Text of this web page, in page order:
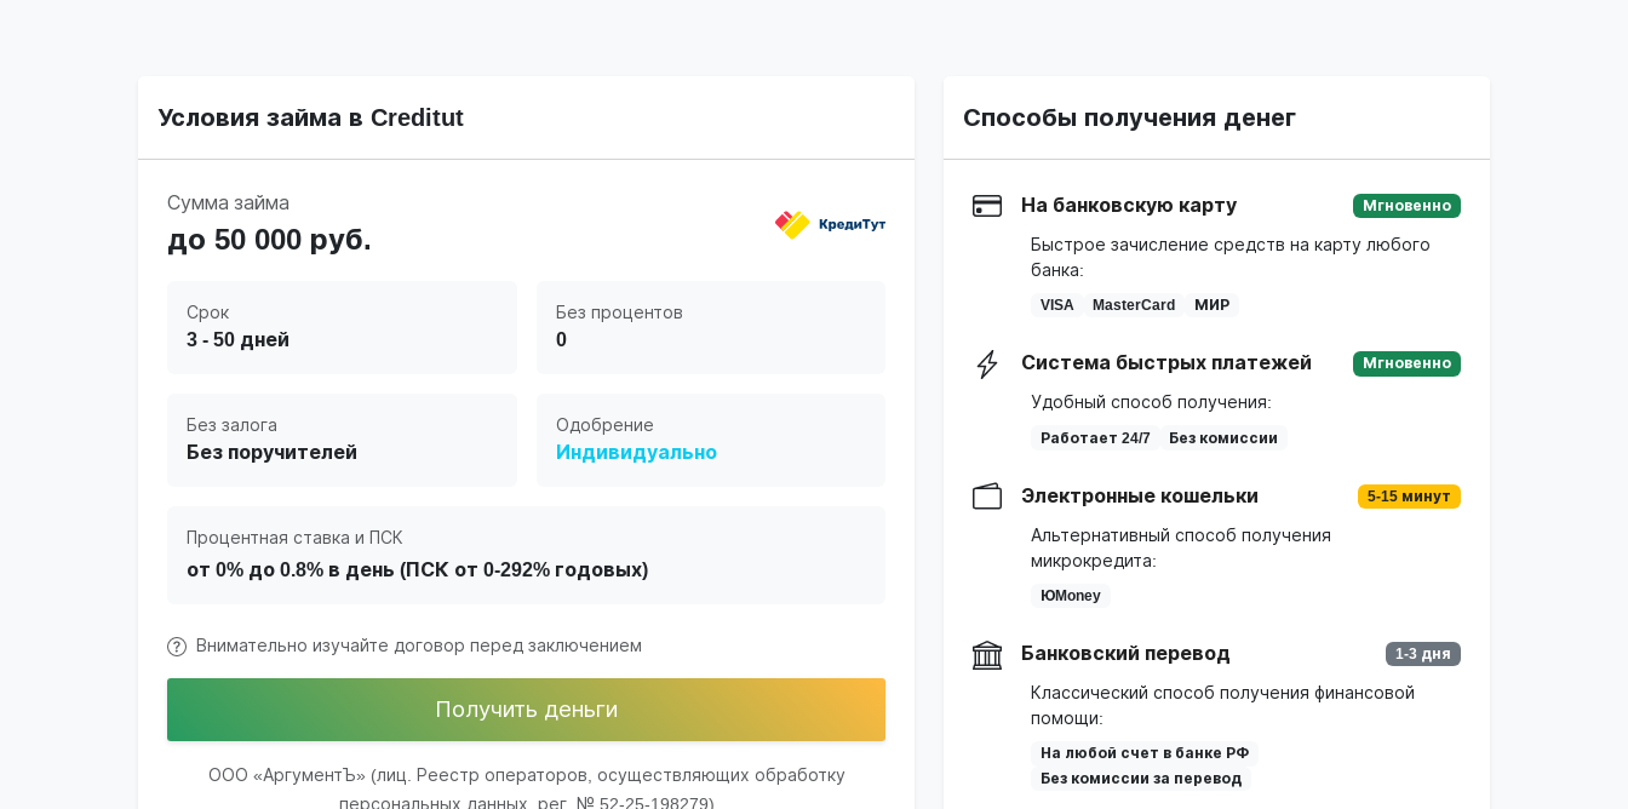
Условия займа в Creditut
Сумма займа
до 50 000 руб.
Срок
3 - 50 дней
Без процентов
0
Без залога
Без поручителей
Одобрение
Индивидуально
Процентная ставка и ПСК
от 0% до 0.8% в день (ПСК от 0-292% годовых)
Внимательно изучайте договор перед заключением
Получить деньги
ООО «АргументЪ» (лиц. Реестр операторов, осуществляющих обработку
персональных данных, рег. № 52-25-198279)
Способы получения денег
На банковскую карту Мгновенно
Быстрое зачисление средств на карту любого
банка:
VISA MasterCard МИР
Система быстрых платежей Мгновенно
Удобный способ получения:
Работает 24/7 Без комиссии
Электронные кошельки 5-15 минут
Альтернативный способ получения
микрокредита:
ЮMoney
Банковский перевод 1-3 дня
Классический способ получения финансовой
помощи:
На любой счет в банке РФ
Без комиссии за перевод